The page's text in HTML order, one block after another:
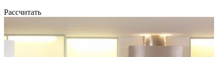
Рассчитать